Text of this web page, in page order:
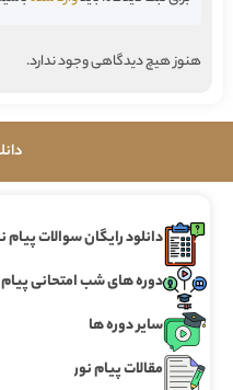
هنوز هیچ دیدگاهی وجود ندارد.
دانلود رایگان سوالات پیام
دوره های شب امتحانی پیام
سایر دوره ها
مقالات پیام نور